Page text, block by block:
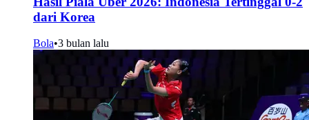
dari Korea
Bola•3 bulan lalu